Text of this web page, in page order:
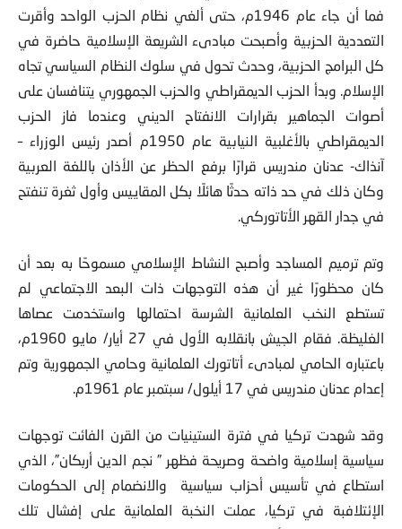
فما أن جاء عام 1946م، حتى ألغي نظام الحزب الواحد وأقرت
التعددية الحزبية وأصبحت مبادىء الشريعة الإسلامية حاضرة في
كل البرامج الحزبية، وحدث تحول في سلوك النظام السياسي تجاه
الإسلام. وبدأ الحزب الديمقراطي والحزب الجمهوري يتنافسان على
أصوات الجماهير بقرارات الانفتاح الديني وعندما فاز الحزب
الديمقراطي بالأغلبية النيابية عام 1950م أصدر رئيس الوزراء –
آنذاك- عدنان مندريس قرارًا برفع الحظر عن الأذان باللغة العربية
وكان ذلك في حد ذاته حدثًا هائلًا بكل المقاييس وأول ثغرة تنفتح
في جدار القهر الأتاتوركي.
وتم ترميم المساجد وأصبح النشاط الإسلامي مسموحًا به بعد أن
كان محظورًا غير أن هذه التوجهات ذات البعد الاجتماعي لم
تستطع النخب العلمانية الشرسة احتمالها واستخدمت عصاها
الغليظة. فقام الجيش بانقلابه الأول في 27 أيار/ مايو 1960م،
باعتباره الحامي لمبادىء أتاتورك العلمانية وحامي الجمهورية وتم
إعدام عدنان مندريس في 17 أيلول/ سبتمبر عام 1961م.
وقد شهدت تركيا في فترة الستينيات من القرن الفائت توجهات
سياسية إسلامية واضحة وصريحة فظهر ” نجم الدين أربكان”، الذي
استطاع في تأسيس أحزاب سياسية والانضمام إلى الحكومات
الإئتلافبة في تركيا، عملت النخبة العلمانية على إفشال تلك